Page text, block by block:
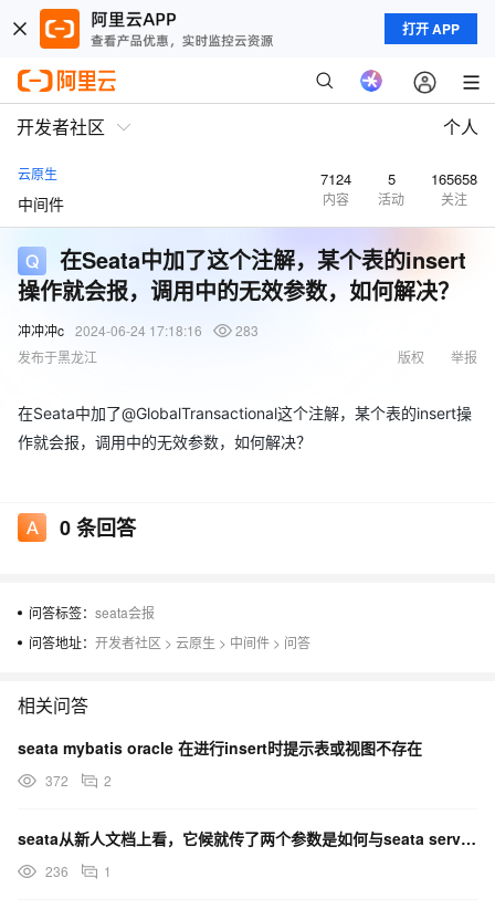
打开 APP
开发者社区 个人
云原生
中间件
7124
内容
5
活动
165658
关注
在Seata中加了这个注解，某个表的insert
操作就会报，调用中的无效参数，如何解决？
冲冲冲c 2024-06-24 17:18:16
283
发布于黑龙江
举报
版权
在Seata中加了@GlobalTransactional这个注解，某个表的insert操
作就会报，调用中的无效参数，如何解决？
0条回答
问答标签： seata会报
问答地址： 开发者社区 > 云原生 > 中间件 > 问答
相关问答
seata mybatis oracle 在进行insert时提示表或视图不存在
372 2
seata从新人文档上看，它候就传了两个参数是如何与seata server 事务协调者进行通信的？
236 1